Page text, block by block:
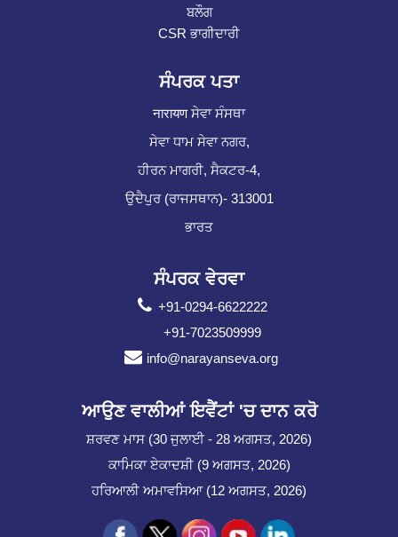
ਬਲੌਗ
CSR ਭਾਗੀਦਾਰੀ
ਸੰਪਰਕ ਪਤਾ
नारायण ਸੇਵਾ ਸੰਸਥਾ
ਸੇਵਾ ਧਾਮ ਸੇਵਾ ਨਗਰ,
ਹੀਰਨ ਮਾਗਰੀ, ਸੈਕਟਰ-4,
ਉਦੈਪੁਰ (ਰਾਜਸਥਾਨ)- 313001
ਭਾਰਤ
ਸੰਪਰਕ ਵੇਰਵਾ
+91-0294-6622222
+91-7023509999
info@narayanseva.org
ਆਉਣ ਵਾਲੀਆਂ ਇਵੈਂਟਾਂ 'ਚ ਦਾਨ ਕਰੋ
ਸ਼ਰਵਣ ਮਾਸ (30 ਜੁਲਾਈ - 28 ਅਗਸਤ, 2026)
ਕਾਮਿਕਾ ਏਕਾਦਸ਼ੀ (9 ਅਗਸਤ, 2026)
ਹਰਿਆਲੀ ਅਮਾਵਸਿਆ (12 ਅਗਸਤ, 2026)